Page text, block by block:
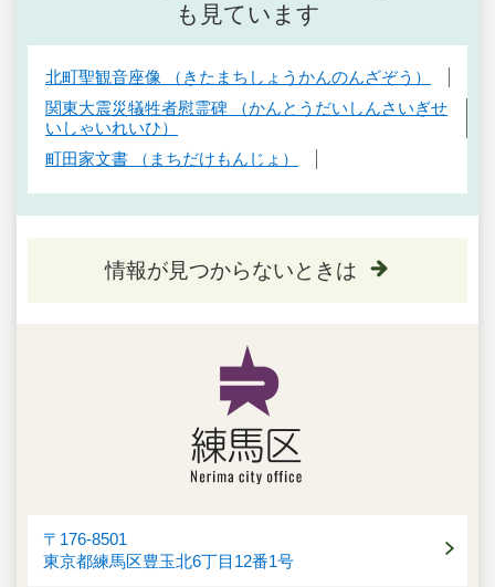
も見ています
北町聖観音座像 （きたまちしょうかんのんざぞう）
関東大震災犠牲者慰霊碑 （かんとうだいしんさいぎせ
いしゃいれいひ）
町田家文書 （まちだけもんじょ）
情報が見つからないときは
〒176-8501
東京都練馬区豊玉北6丁目12番1号